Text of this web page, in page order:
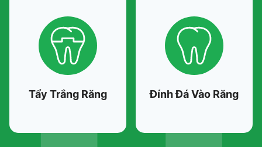
Tẩy Trắng Răng Đính Đá Vào Răng